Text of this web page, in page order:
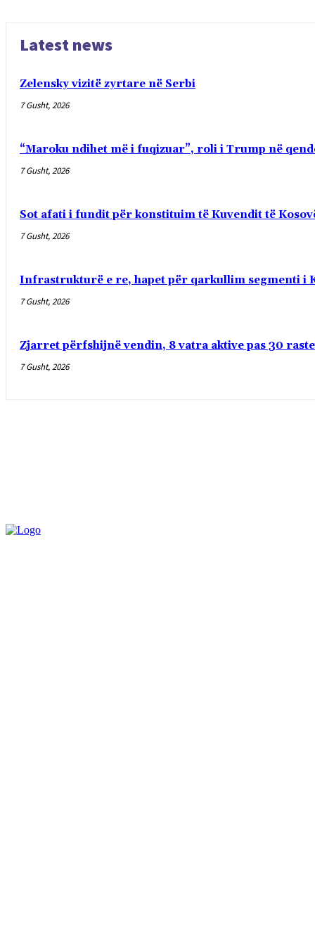
Latest news
Zelensky vizitë zyrtare në Serbi
7 Gusht, 2026
“Maroku ndihet më i fuqizuar”, roli i Trump në
7 Gusht, 2026
Sot afati i fundit për konstituim të Kuvendit të
7 Gusht, 2026
Infrastrukturë e re, hapet për qarkullim segmenti
7 Gusht, 2026
Zjarret përfshijnë vendin, 8 vatra aktive pas 30
7 Gusht, 2026